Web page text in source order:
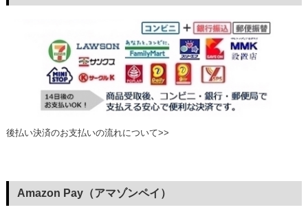
後払い決済のお支払いの流れについて>>
Amazon Pay（アマゾンペイ）